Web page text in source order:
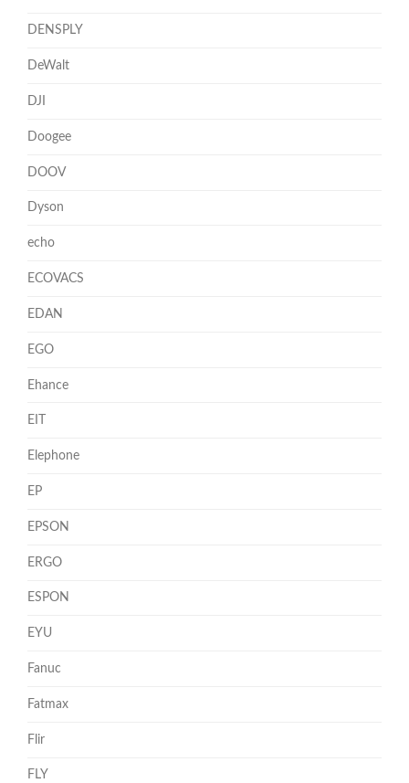
DENSPLY
DeWalt
DJI
Doogee
DOOV
Dyson
echo
ECOVACS
EDAN
EGO
Ehance
EIT
Elephone
EP
EPSON
ERGO
ESPON
EYU
Fanuc
Fatmax
Flir
FLY